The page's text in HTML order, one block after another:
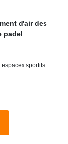
d'air des
padel
sportifs.